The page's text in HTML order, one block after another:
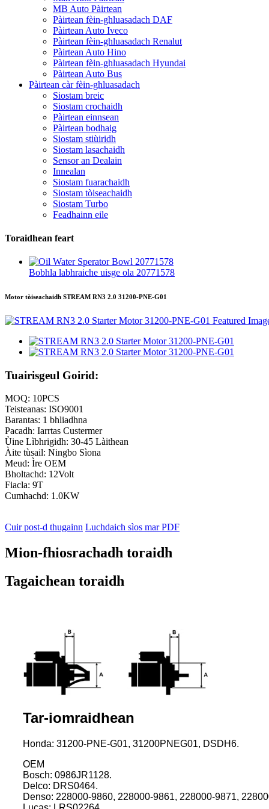
MB Auto Pàirtean
Pàirtean fèin-ghluasadach DAF
Pàirtean Auto Iveco
Pàirtean fèin-ghluasadach Renalut
Pàirtean Auto Hino
Pàirtean fèin-ghluasadach Hyundai
Pàirtean Auto Bus
Pàirtean càr fèin-ghluasadach
Siostam breic
Siostam crochaidh
Pàirtean einnsean
Pàirtean bodhaig
Siostam stiùiridh
Siostam lasachaidh
Sensor an Dealain
Innealan
Siostam fuarachaidh
Siostam tòiseachaidh
Siostam Turbo
Feadhainn eile
Toraidhean feart
Bobhla labhraiche uisge ola 20771578
Motor tòiseachaidh STREAM RN3 2.0 31200-PNE-G01
Tuairisgeul Goirid:
MOQ: 10PCS
Teisteanas: ISO9001
Barantas: 1 bhliadhna
Pacadh: Iarrtas Custermer
Ùine Lìbhrigidh: 30-45 Làithean
Àite tùsail: Ningbo Sìona
Meud: Ìre OEM
Bholtachd: 12Volt
Fiacla: 9T
Cumhachd: 1.0KW
Cuir post-d thugainn Luchdaich sìos mar PDF
Mion-fhiosrachadh toraidh
Tagaichean toraidh
Tar-iomraidhean
Honda: 31200-PNE-G01, 31200PNEG01, DSDH6.
OEM
Bosch: 0986JR1128.
Delco: DRS0464.
Denso: 228000-9860, 228000-9861, 228000-9871,